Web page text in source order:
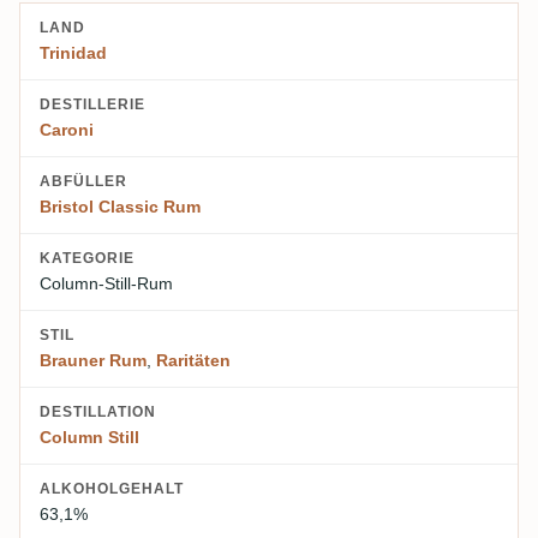
LAND
Trinidad
DESTILLERIE
Caroni
ABFÜLLER
Bristol Classic Rum
KATEGORIE
Column-Still-Rum
STIL
Brauner Rum, Raritäten
DESTILLATION
Column Still
ALKOHOLGEHALT
63,1%